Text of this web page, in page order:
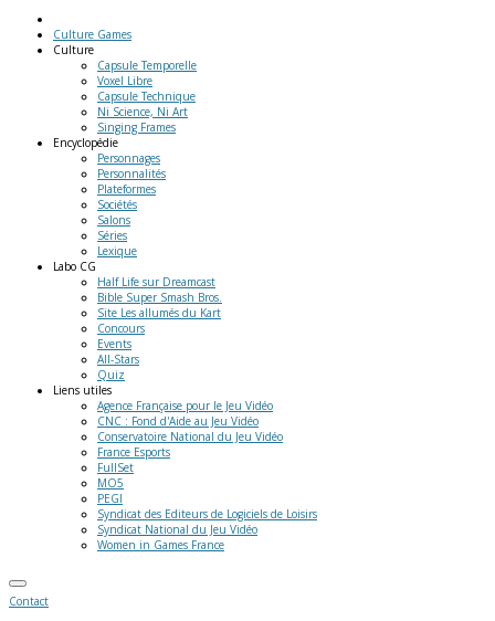
Culture Games
Culture
Capsule Temporelle
Voxel Libre
Capsule Technique
Ni Science, Ni Art
Singing Frames
Encyclopédie
Personnages
Personnalités
Plateformes
Sociétés
Salons
Séries
Lexique
Labo CG
Half Life sur Dreamcast
Bible Super Smash Bros.
Site Les allumés du Kart
Concours
Events
All-Stars
Quiz
Liens utiles
Agence Française pour le Jeu Vidéo
CNC : Fond d'Aide au Jeu Vidéo
Conservatoire National du Jeu Vidéo
France Esports
FullSet
MO5
PEGI
Syndicat des Editeurs de Logiciels de Loisirs
Syndicat National du Jeu Vidéo
Women in Games France
Contact